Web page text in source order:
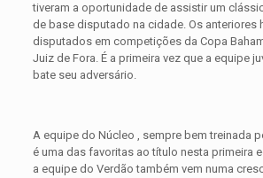
tiveram a oportunidade de assistir um
de base disputado na cidade. Os anteriores
disputados em competições da Copa
Juiz de Fora. É a primeira vez que a equipe
bate seu adversário.
A equipe do Núcleo , sempre bem treinada
é uma das favoritas ao título nesta primeira
a equipe do Verdão também vem numa